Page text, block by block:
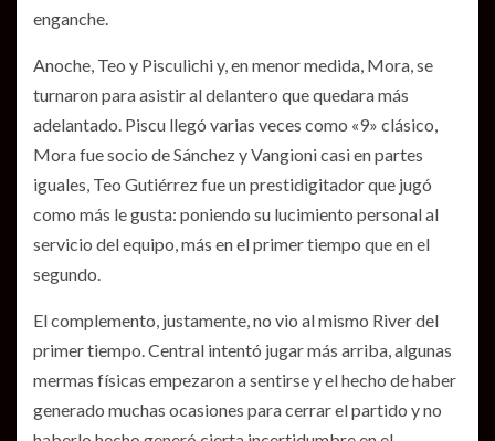
enganche.
Anoche, Teo y Pisculichi y, en menor medida, Mora, se
turnaron para asistir al delantero que quedara más
adelantado. Piscu llegó varias veces como «9» clásico,
Mora fue socio de Sánchez y Vangioni casi en partes
iguales, Teo Gutiérrez fue un prestidigitador que jugó
como más le gusta: poniendo su lucimiento personal al
servicio del equipo, más en el primer tiempo que en el
segundo.
El complemento, justamente, no vio al mismo River del
primer tiempo. Central intentó jugar más arriba, algunas
mermas físicas empezaron a sentirse y el hecho de haber
generado muchas ocasiones para cerrar el partido y no